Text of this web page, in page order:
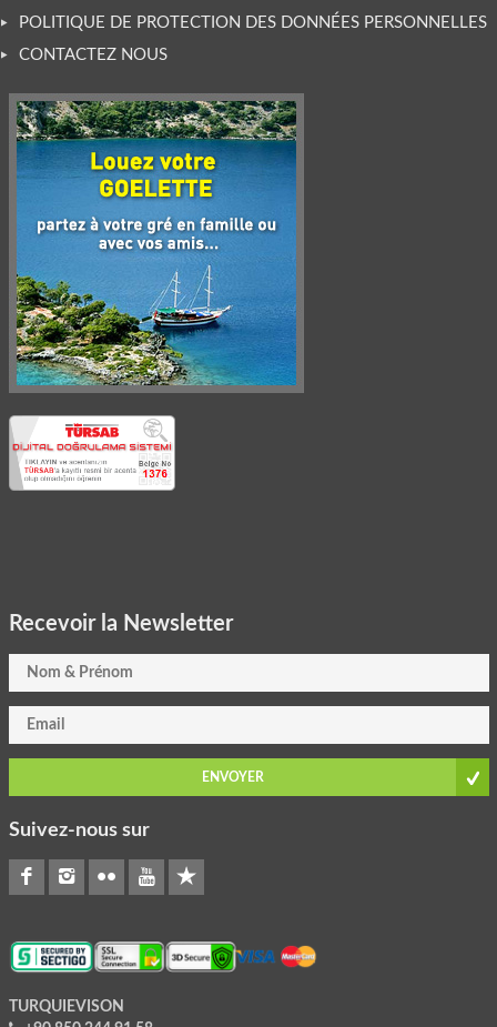
POLITIQUE DE PROTECTION DES DONNÉES PERSONNELLES
CONTACTEZ NOUS
Recevoir la Newsletter
ENVOYER
Suivez-nous sur
TURQUIEVISON